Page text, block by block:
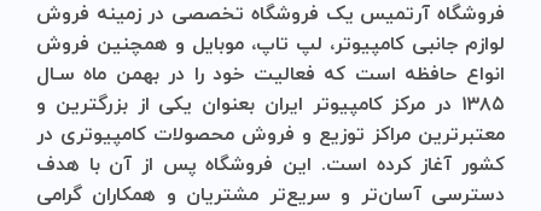
فروشگاه آرتمیس یک فروشگاه تخصصی در زمینه فروش
لوازم جانبی کامپیوتر، لپ تاپ، موبایل و ‌همچنین فروش
انواع حافظه است که فعالیت خود را در بهمن ماه سـال
۱۳۸۵ در مرکز کامپیوتر ایران بعنوان یکی از بزرگترین و
معتبرترین مراکز توزیع و فروش محصولات کامپیوتری در
کشور آغاز کرده است. این فروشگاه پس از آن با هدف
دسترسی آسان‌تر و سریع‌تر مشتریان و همکاران گرامی